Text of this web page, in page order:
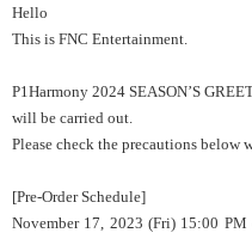
Hello
This is FNC Entertainment.
P1Harmony 2024 SEASON’S
will be carried out.
Please check the precautions below
[Pre-Order Schedule]
November 17, 2023 (Fri) 15:00